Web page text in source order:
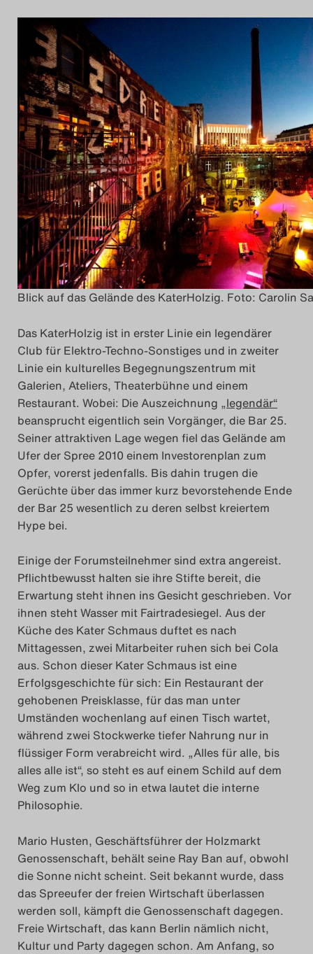
Blick auf das Gelände des KaterHolzig. Foto: Carolin
Das KaterHolzig ist in erster Linie ein legendärer
Club für Elektro-Techno-Sonstiges und in zweiter
Linie ein kulturelles Begegnungszentrum mit
Galerien, Ateliers, Theaterbühne und einem
Restaurant. Wobei: Die Auszeichnung „legendär“
beansprucht eigentlich sein Vorgänger, die Bar 25.
Seiner attraktiven Lage wegen fiel das Gelände am
Ufer der Spree 2010 einem Investorenplan zum
Opfer, vorerst jedenfalls. Bis dahin trugen die
Gerüchte über das immer kurz bevorstehende Ende
der Bar 25 wesentlich zu deren selbst kreiertem
Hype bei.
Einige der Forumsteilnehmer sind extra angereist.
Pflichtbewusst halten sie ihre Stifte bereit, die
Erwartung steht ihnen ins Gesicht geschrieben. Vor
ihnen steht Wasser mit Fairtradesiegel. Aus der
Küche des Kater Schmaus duftet es nach
Mittagessen, zwei Mitarbeiter ruhen sich bei Cola
aus. Schon dieser Kater Schmaus ist eine
Erfolgsgeschichte für sich: Ein Restaurant der
gehobenen Preisklasse, für das man unter
Umständen wochenlang auf einen Tisch wartet,
während zwei Stockwerke tiefer Nahrung nur in
flüssiger Form verabreicht wird. „Alles für alle, bis
alles alle ist“, so steht es auf einem Schild auf dem
Weg zum Klo und so in etwa lautet die interne
Philosophie.
Mario Husten, Geschäftsführer der Holzmarkt
Genossenschaft, behält seine Ray Ban auf, obwohl
die Sonne nicht scheint. Seit bekannt wurde, dass
das Spreeufer der freien Wirtschaft überlassen
werden soll, kämpft die Genossenschaft dagegen.
Freie Wirtschaft, das kann Berlin nämlich nicht,
Kultur und Party dagegen schon. Am Anfang, so